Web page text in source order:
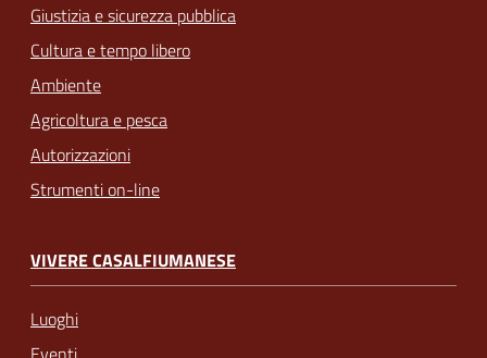
Giustizia e sicurezza pubblica
Cultura e tempo libero
Ambiente
Agricoltura e pesca
Autorizzazioni
Strumenti on-line
VIVERE CASALFIUMANESE
Luoghi